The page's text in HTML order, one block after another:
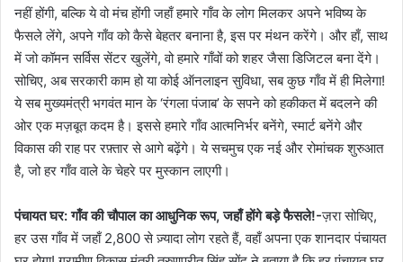
नहीं होंगी, बल्कि ये वो मंच होंगी जहाँ हमारे गाँव के लोग मिलकर अपने भविष्य के
फैसले लेंगे, अपने गाँव को कैसे बेहतर बनाना है, इस पर मंथन करेंगे। और हाँ, साथ
में जो कॉमन सर्विस सेंटर खुलेंगे, वो हमारे गाँवों को शहर जैसा डिजिटल बना देंगे।
सोचिए, अब सरकारी काम हो या कोई ऑनलाइन सुविधा, सब कुछ गाँव में ही मिलेगा!
ये सब मुख्यमंत्री भगवंत मान के ‘रंगला पंजाब’ के सपने को हकीकत में बदलने की
ओर एक मज़बूत कदम है। इससे हमारे गाँव आत्मनिर्भर बनेंगे, स्मार्ट बनेंगे और
विकास की राह पर रफ़्तार से आगे बढ़ेंगे। ये सचमुच एक नई और रोमांचक शुरुआत
है, जो हर गाँव वाले के चेहरे पर मुस्कान लाएगी।
पंचायत घर: गाँव की चौपाल का आधुनिक रूप, जहाँ होंगे बड़े फैसले!-ज़रा सोचिए,
हर उस गाँव में जहाँ 2,800 से ज़्यादा लोग रहते हैं, वहाँ अपना एक शानदार पंचायत